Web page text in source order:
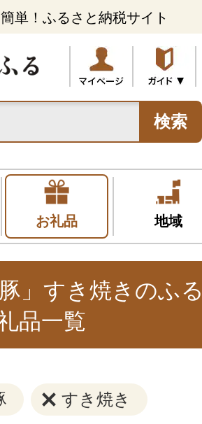
単！ふるさと納税サイト
検索
お礼品 地域
豚」すき焼きのふ
品一覧
すき焼き